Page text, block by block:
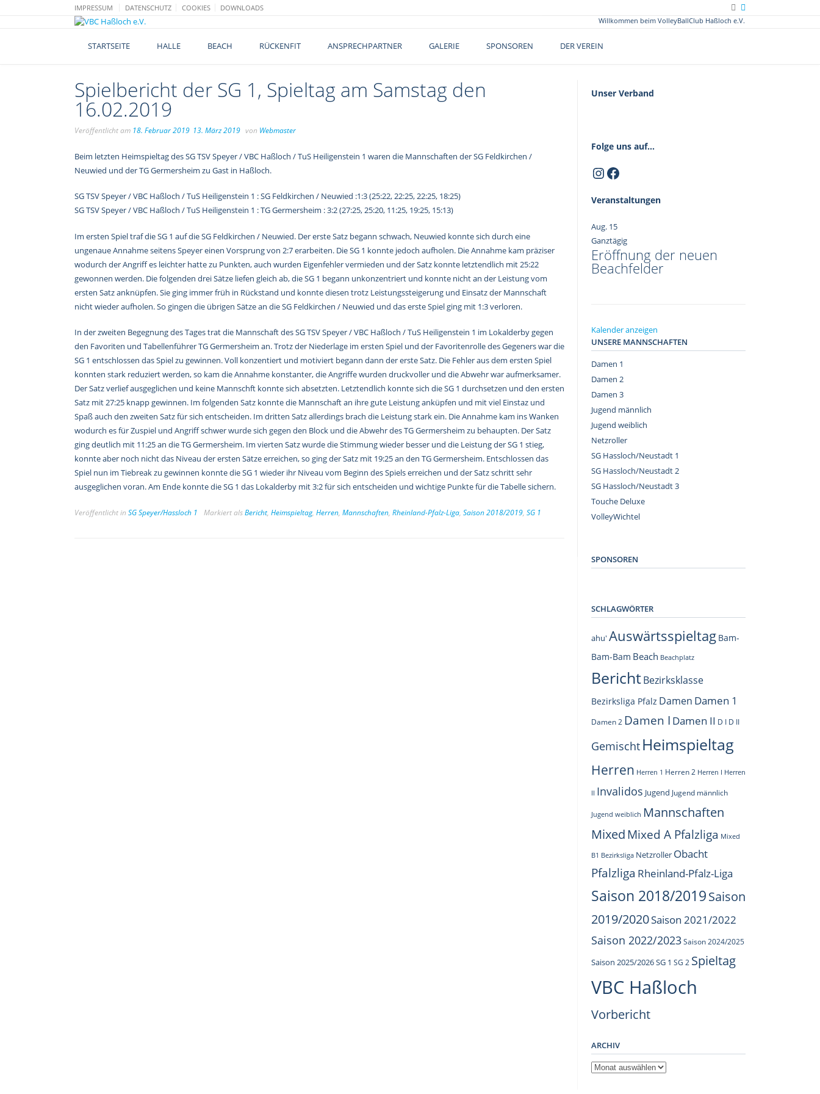
IMPRESSUM DATENSCHUTZ COOKIES
DOWNLOADS
Willkommen beim VolleyBallClub Haßloch e.V.
STARTSEITE HALLE BEACH RÜCKENFIT ANSPRECHPARTNER GALERIE SPONSOREN DER VEREIN
Spielbericht der SG 1, Spieltag am Samstag den
16.02.2019
Veröffentlicht am 18. Februar 2019 13. März 2019 von Webmaster
Beim letzten Heimspieltag des SG TSV Speyer / VBC Haßloch / TuS Heiligenstein 1 waren die Mannschaften der SG Feldkirchen /
Neuwied und der TG Germersheim zu Gast in Haßloch.
SG TSV Speyer / VBC Haßloch / TuS Heiligenstein 1 : SG Feldkirchen / Neuwied :1:3 (25:22, 22:25, 22:25, 18:25)
SG TSV Speyer / VBC Haßloch / TuS Heiligenstein 1 : TG Germersheim : 3:2 (27:25, 25:20, 11:25, 19:25, 15:13)
Im ersten Spiel traf die SG 1 auf die SG Feldkirchen / Neuwied. Der erste Satz begann schwach, Neuwied konnte sich durch eine
ungenaue Annahme seitens Speyer einen Vorsprung von 2:7 erarbeiten. Die SG 1 konnte jedoch aufholen. Die Annahme kam präziser
wodurch der Angriff es leichter hatte zu Punkten, auch wurden Eigenfehler vermieden und der Satz konnte letztendlich mit 25:22
gewonnen werden. Die folgenden drei Sätze liefen gleich ab, die SG 1 begann unkonzentriert und konnte nicht an der Leistung vom
ersten Satz anknüpfen. Sie ging immer früh in Rückstand und konnte diesen trotz Leistungssteigerung und Einsatz der Mannschaft
nicht wieder aufholen. So gingen die übrigen Sätze an die SG Feldkirchen / Neuwied und das erste Spiel ging mit 1:3 verloren.
In der zweiten Begegnung des Tages trat die Mannschaft des SG TSV Speyer / VBC Haßloch / TuS Heiligenstein 1 im Lokalderby gegen
den Favoriten und Tabellenführer TG Germersheim an. Trotz der Niederlage im ersten Spiel und der Favoritenrolle des Gegeners war die
SG 1 entschlossen das Spiel zu gewinnen. Voll konzentiert und motiviert begann dann der erste Satz. Die Fehler aus dem ersten Spiel
konnten stark reduziert werden, so kam die Annahme konstanter, die Angriffe wurden druckvoller und die Abwehr war aufmerksamer.
Der Satz verlief ausgeglichen und keine Mannschft konnte sich absetzten. Letztendlich konnte sich die SG 1 durchsetzen und den ersten
Satz mit 27:25 knapp gewinnen. Im folgenden Satz konnte die Mannschaft an ihre gute Leistung anküpfen und mit viel Einstaz und
Spaß auch den zweiten Satz für sich entscheiden. Im dritten Satz allerdings brach die Leistung stark ein. Die Annahme kam ins Wanken
wodurch es für Zuspiel und Angriff schwer wurde sich gegen den Block und die Abwehr des TG Germersheim zu behaupten. Der Satz
ging deutlich mit 11:25 an die TG Germersheim. Im vierten Satz wurde die Stimmung wieder besser und die Leistung der SG 1 stieg,
konnte aber noch nicht das Niveau der ersten Sätze erreichen, so ging der Satz mit 19:25 an den TG Germersheim. Entschlossen das
Spiel nun im Tiebreak zu gewinnen konnte die SG 1 wieder ihr Niveau vom Beginn des Spiels erreichen und der Satz schritt sehr
ausgeglichen voran. Am Ende konnte die SG 1 das Lokalderby mit 3:2 für sich entscheiden und wichtige Punkte für die Tabelle sichern.
Veröffentlicht in SG Speyer/Hassloch 1 Markiert alsBericht, Heimspieltag, Herren, Mannschaften, Rheinland-Pfalz-Liga, Saison 2018/2019, SG 1
Unser Verband
Folge uns auf...
Instagram
Facebook
Veranstaltungen
Aug. 15
Ganztägig
Eröffnung der neuen
Beachfelder
Kalender anzeigen
UNSERE MANNSCHAFTEN
Damen 1
Damen 2
Damen 3
Jugend männlich
Jugend weiblich
Netzroller
SG Hassloch/Neustadt 1
SG Hassloch/Neustadt 2
SG Hassloch/Neustadt 3
Touche Deluxe
VolleyWichtel
SPONSOREN
SCHLAGWÖRTER
ahu' Auswärtsspieltag Bam-
Bam-Bam Beach Beachplatz
BerichtBezirksklasse
Bezirksliga Pfalz Damen Damen 1
Damen 2 Damen I Damen II D I D II
Gemischt Heimspieltag
Herren Herren 1 Herren 2 Herren I Herren
II Invalidos Jugend Jugend männlich
Jugend weiblich Mannschaften
MixedMixed A Pfalzliga Mixed
B1 Bezirksliga Netzroller Obacht
Pfalzliga Rheinland-Pfalz-Liga
Saison 2018/2019Saison
2019/2020Saison 2021/2022
Saison 2022/2023 Saison 2024/2025
Saison 2025/2026SG 1 SG 2 Spieltag
VBC Haßloch
Vorbericht
ARCHIV
Archiv